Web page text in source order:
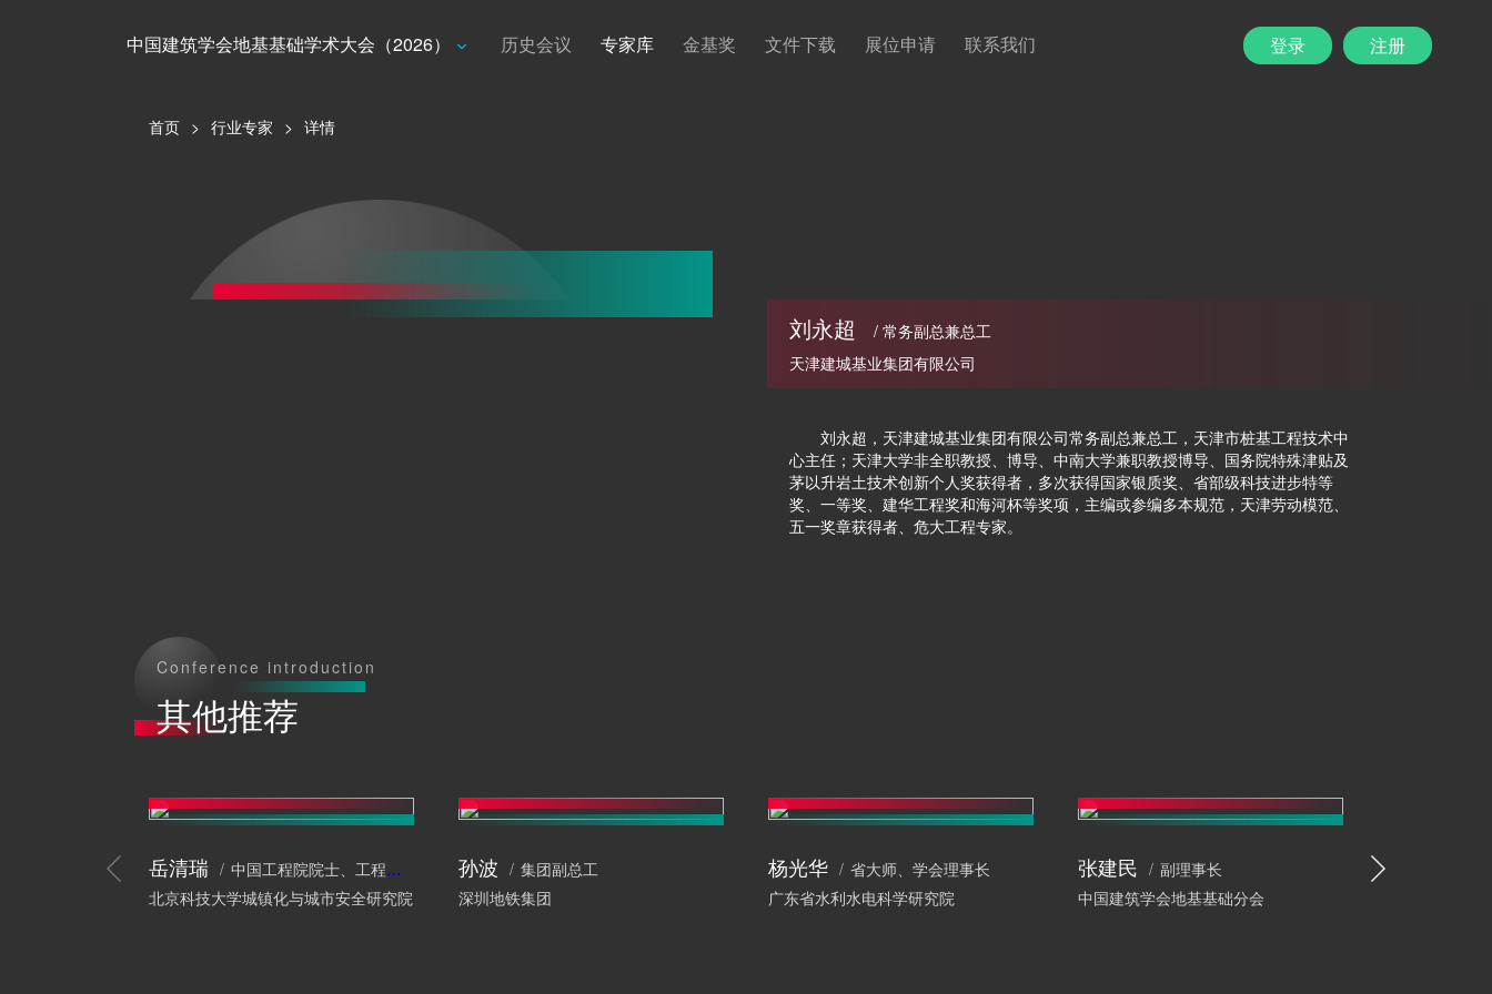
中国建筑学会地基基础学术大会（2026） 历史会议 专家库 金基奖 文件下载 展位申请 联系我们 登录 注册
首页 > 行业专家 > 详情
刘永超
/ 常务副总兼总工
天津建城基业集团有限公司
刘永超，天津建城基业集团有限公司常务副总兼总工，天津市桩基工程技术中
心主任；天津大学非全职教授、博导、中南大学兼职教授博导、国务院特殊津贴及
茅以升岩土技术创新个人奖获得者，多次获得国家银质奖、省部级科技进步特等
奖、一等奖、建华工程奖和海河杯等奖项，主编或参编多本规范，天津劳动模范、
五一奖章获得者、危大工程专家。
Conference introduction
其他推荐
岳清瑞
中国工程院院士、工程结构专家
北京科技大学城镇化与城市安全研究院
孙波
集团副总工
深圳地铁集团
杨光华
省大师、学会理事长
广东省水利水电科学研究院
张建民
副理事长
中国建筑学会地基基础分会